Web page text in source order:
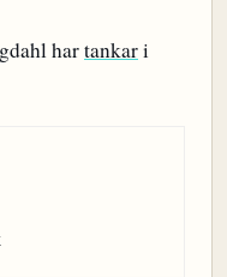
hartankari